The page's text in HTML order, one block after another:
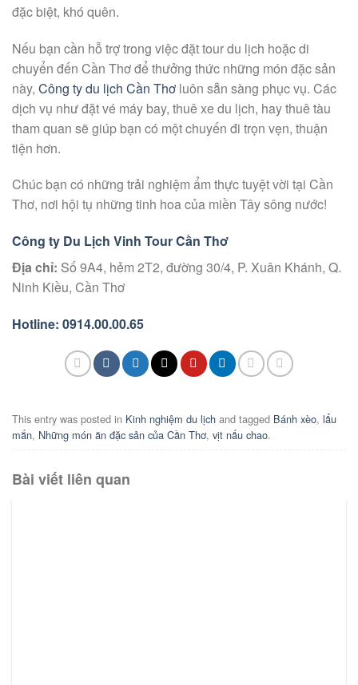
đặc biệt, khó quên.
Nếu bạn cần hỗ trợ trong việc đặt tour du lịch hoặc di
chuyển đến Cần Thơ để thưởng thức những món đặc sản
này, Công ty du lịch Cần Thơ luôn sẵn sàng phục vụ. Các
dịch vụ như đặt vé máy bay, thuê xe du lịch, hay thuê tàu
tham quan sẽ giúp bạn có một chuyến đi trọn vẹn, thuận
tiện hơn.
Chúc bạn có những trải nghiệm ẩm thực tuyệt vời tại Cần
Thơ, nơi hội tụ những tinh hoa của miền Tây sông nước!
Công ty Du Lịch Vinh Tour Cần Thơ
Địa chỉ: Số 9A4, hẻm 2T2, đường 30/4, P. Xuân Khánh, Q.
Ninh Kiều, Cần Thơ
Hotline: 0914.00.00.65
This entry was posted in Kinh nghiệm du lịch and tagged Bánh xèo, lẩu
mắn, Những món ăn đặc sản của Cần Thơ, vịt nấu chao.
Bài viết liên quan